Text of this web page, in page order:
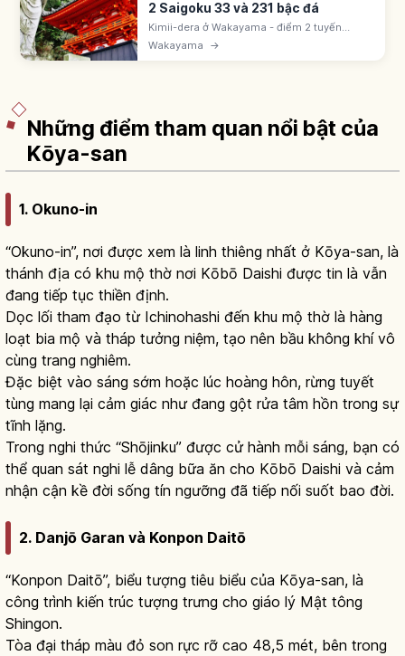
2 Saigoku 33 và 231 bậc đá
Kimii-dera ở Wakayama - điểm 2 tuyến
Saigoku 33 Kannon. Khai sáng 770 bởi Iko
Shonin nhà Đường. 231 bậc đá. 3 giếng
Wakayama →
Những điểm tham quan nổi bật của
Kōya-san
1. Okuno-in
“Okuno-in”, nơi được xem là linh thiêng nhất ở Kōya-san, là
thánh địa có khu mộ thờ nơi Kōbō Daishi được tin là vẫn
đang tiếp tục thiền định.
Dọc lối tham đạo từ Ichinohashi đến khu mộ thờ là hàng
loạt bia mộ và tháp tưởng niệm, tạo nên bầu không khí vô
cùng trang nghiêm.
Đặc biệt vào sáng sớm hoặc lúc hoàng hôn, rừng tuyết
tùng mang lại cảm giác như đang gột rửa tâm hồn trong sự
tĩnh lặng.
Trong nghi thức “Shōjinku” được cử hành mỗi sáng, bạn có
thể quan sát nghi lễ dâng bữa ăn cho Kōbō Daishi và cảm
nhận cận kề đời sống tín ngưỡng đã tiếp nối suốt bao đời.
2. Danjō Garan và Konpon Daitō
“Konpon Daitō”, biểu tượng tiêu biểu của Kōya-san, là
công trình kiến trúc tượng trưng cho giáo lý Mật tông
Shingon.
Tòa đại tháp màu đỏ son rực rỡ cao 48,5 mét, bên trong